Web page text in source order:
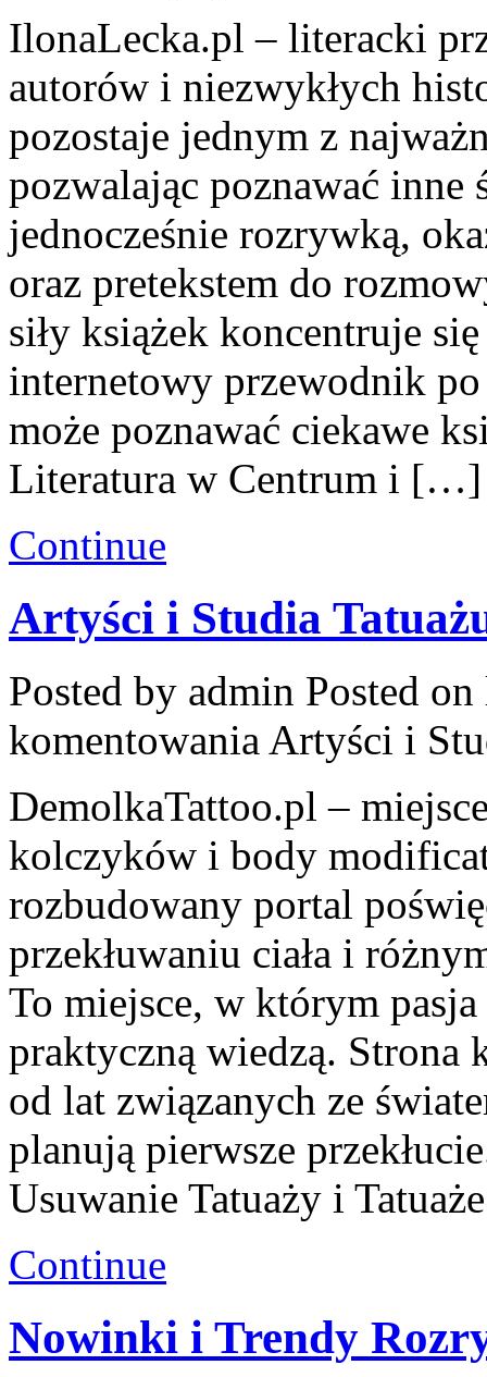
IlonaLecka.pl – literacki
autorów i niezwykłych
pozostaje jednym z
pozwalając poznawać inne
jednocześnie rozrywką,
oraz pretekstem do
siły książek koncentruje
internetowy przewodnik
może poznawać ciekawe
Literatura w Centrum i […]
Continue
Artyści i Studia
Posted by admin Posted
komentowania Artyści i
DemolkaTattoo.pl –
kolczyków i body
rozbudowany portal
przekłuwaniu ciała i
To miejsce, w którym
praktyczną wiedzą. Strona
od lat związanych ze
planują pierwsze
Usuwanie Tatuaży i
Continue
Nowinki i Trendy